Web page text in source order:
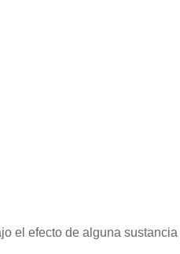
el efecto de alguna